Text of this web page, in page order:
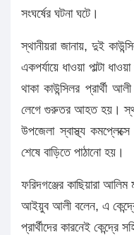
সংঘর্ষের ঘটনা ঘটে।
স্থানীয়রা জানায়, দুই
একপর্যায়ে ধাওয়া পাল্টা
থাকা কাউন্সিলর প্রার্থী
লেগে গুরুতর আহত হয়।
উপজেলা স্বাস্থ্য
শেষে বাড়িতে পাঠানো হয়।
ফরিদগঞ্জের কাছিয়ারা আলিম
আইয়ুব আলী বলেন, এ
প্রার্থীদের কারনেই